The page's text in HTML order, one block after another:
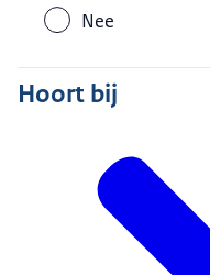
Nee
Hoort bij